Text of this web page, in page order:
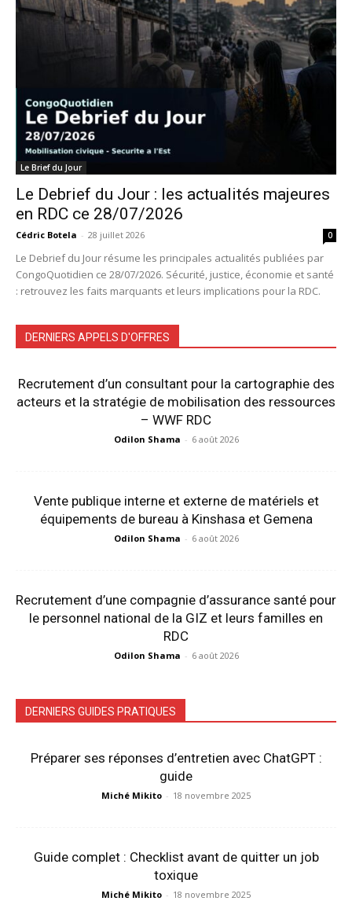
Le Brief du Jour
Le Debrief du Jour : les actualités majeures
en RDC ce 28/07/2026
Cédric Botela - 28 juillet 2026 0
Le Debrief du Jour résume les principales actualités publiées par
CongoQuotidien ce 28/07/2026. Sécurité, justice, économie et santé
: retrouvez les faits marquants et leurs implications pour la RDC.
DERNIERS APPELS D'OFFRES
Recrutement d’un consultant pour la cartographie des
acteurs et la stratégie de mobilisation des ressources
– WWF RDC
Odilon Shama - 6 août 2026
Vente publique interne et externe de matériels et
équipements de bureau à Kinshasa et Gemena
Odilon Shama - 6 août 2026
Recrutement d’une compagnie d’assurance santé pour
le personnel national de la GIZ et leurs familles en
RDC
Odilon Shama - 6 août 2026
DERNIERS GUIDES PRATIQUES
Préparer ses réponses d’entretien avec ChatGPT :
guide
Miché Mikito - 18 novembre 2025
Guide complet : Checklist avant de quitter un job
toxique
Miché Mikito - 18 novembre 2025